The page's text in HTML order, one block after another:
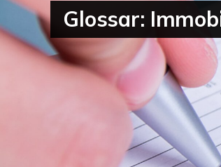
Glossar: